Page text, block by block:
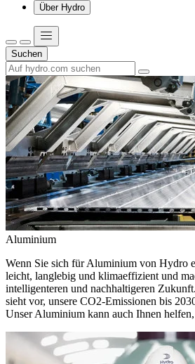
Über Hydro
Suchen
Aluminium
Wenn Sie sich für Aluminium von Hydro
leicht, langlebig und klimaeffizient und
intelligenteren und nachhaltigeren
sieht vor, unsere CO2-Emissionen bis
Unser Aluminium kann auch Ihnen